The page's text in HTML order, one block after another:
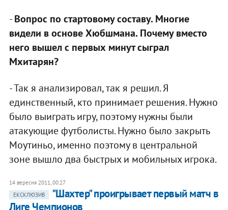
-Вопрос по стартовому составу. Многие
видели в основе Хюбшмана. Почему вместо
него вышел с первых минут сыграл
Мхитарян?
- Так я анализировал, так я решил. Я
единственный, кто принимает решения. Нужно
было выиграть игру, поэтому нужны были
атакующие футболисты. Нужно было закрыть
Моутиньо, именно поэтому в центральной
зоне вышло два быстрых и мобильных игрока.
14 вересня 2011, 00:27
ЕКСКЛЮЗИВ
"Шахтер" проигрывает первый матч в
Лиге Чемпионов